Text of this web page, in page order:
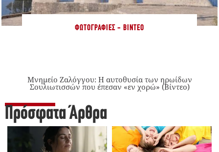
ΦΩΤΟΓΡΑΦΊΕΣ - ΒΊΝΤΕΟ
Μνημείο Ζαλόγγου: Η αυτοθυσία των ηρωίδων
Σουλιωτισσών που έπεσαν «εν χορώ» (Βίντεο)
Πρόσφατα Άρθρα